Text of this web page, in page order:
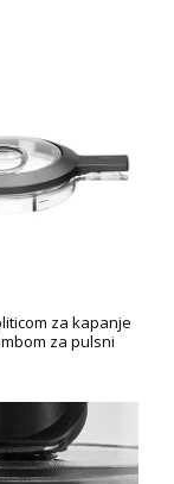
za kapanje
za pulsni